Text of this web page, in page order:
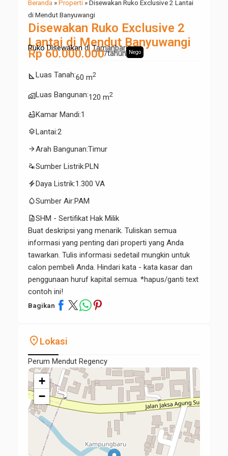
Beranda »Properti »Disewakan Ruko Exclusive 2 Lantai
di Mendut Banyuwangi
Disewakan Ruko Exclusive 2
Lantai di Mendut Banyuwangi
Ruko Disewakan diTamanbaru
Rp 60.000.000/tahun Nego
square_footLuas Tanah:60 m2
maps_home_workLuas Bangunan:120 m2
bathtubKamar Mandi:1
layersLantai:2
arrow_forwardArah Bangunan:Timur
electrical_servicesSumber Listrik:PLN
electric_boltDaya Listrik:1.300 VA
water_dropSumber Air:PAM
descriptionSHM - Sertifikat Hak Milik
Buat deskripsi yang menarik. Tuliskan semua
informasi yang penting dari properti yang Anda
tawarkan. Tulis informasi sedetail mungkin untuk
calon pembeli Anda. Hindari kata - kata kasar dan
penggunaan huruf kapital semua. *hapus/ganti text
contoh ini!
Bagikan
placeLokasi
Perum Mendut Regency
+
−